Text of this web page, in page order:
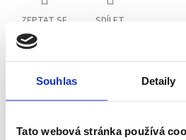
Souhlas Detaily
Tato webová stránka používá
ZEPTAT SE SDÍLET
Schüco partner
Jsme oficiální prodejce a